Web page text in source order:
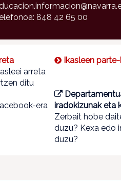
848 42 65 00
arreta
ditu
Ikasleen
era
iradokizunak eta
Zerbait hobe
duzu? Kexa edo
duzu?